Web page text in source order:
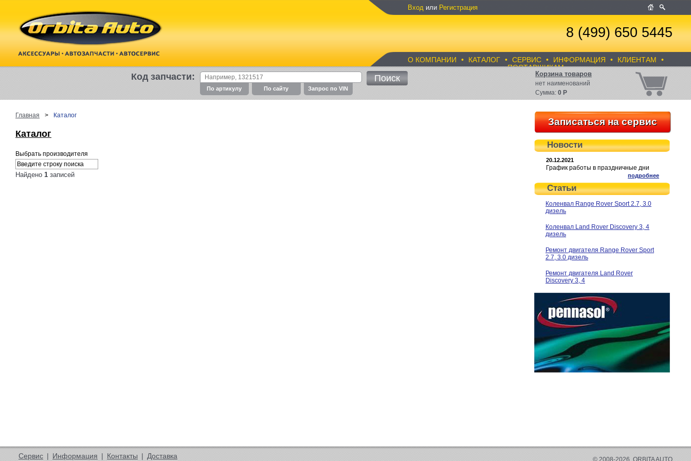
Вход или Регистрация
8 (499) 650 5445
О КОМПАНИИ • КАТАЛОГ • СЕРВИС • ИНФОРМАЦИЯ • КЛИЕНТАМ
•
ПОСТАВЩИКАМ
Корзина товаров
нет наименований
Сумма: 0 Р
Код запчасти:
По артикулу По cайту Запрос по VIN
Главная > Каталог
Каталог
Выбрать производителя
Найдено 1 записей
Записаться на сервис
Новости
20.12.2021
График работы в праздничные дни
подробнее
Статьи
Коленвал Range Rover Sport 2.7, 3.0
дизель
Коленвал Land Rover Discovery 3, 4
дизель
Ремонт двигателя Range Rover Sport
2.7, 3.0 дизель
Ремонт двигателя Land Rover
Discovery 3, 4
Сервис | Информация | Контакты | Доставка © 2008-2026, ORBITA AUTO